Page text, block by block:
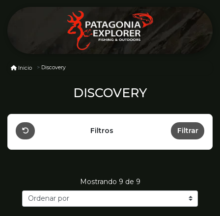
Inicio Discovery
DISCOVERY
Filtros Filtrar
Mostrando 9 de 9